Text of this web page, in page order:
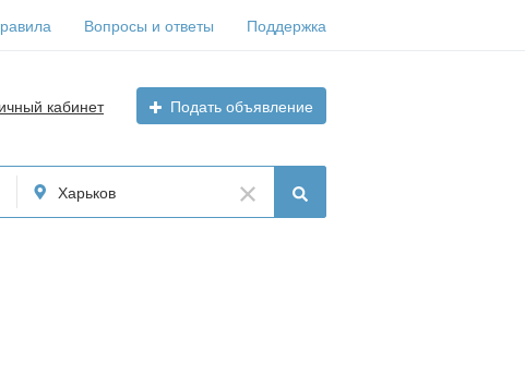
Вопросы и ответы Поддержка
кабинет Подать объявление
Харьков